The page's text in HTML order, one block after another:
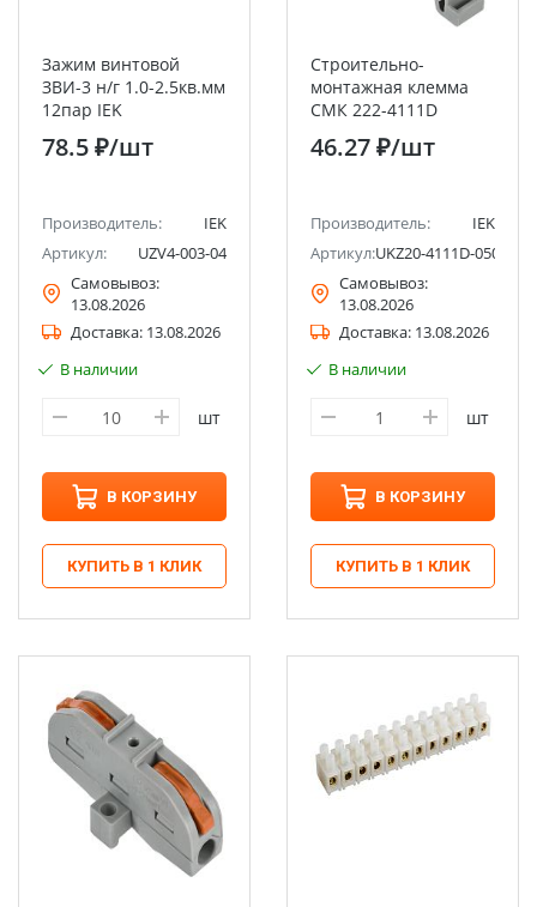
Зажим винтовой
ЗВИ-3 н/г 1.0-2.5кв.мм
12пар IEK
78.5 ₽/шт
Производитель:
IEK
Артикул:
UZV4-003-04
Самовывоз:
13.08.2026
Доставка: 13.08.2026
В наличии
шт
В КОРЗИНУ
КУПИТЬ В 1 КЛИК
Строительно-
монтажная клемма
СМК 222-4111D
проходная на DIN-
рейку (50шт/упак) IEK
46.27 ₽/шт
Производитель:
IEK
Артикул:UKZ20-4111D-050
Самовывоз:
13.08.2026
Доставка: 13.08.2026
В наличии
шт
В КОРЗИНУ
КУПИТЬ В 1 КЛИК